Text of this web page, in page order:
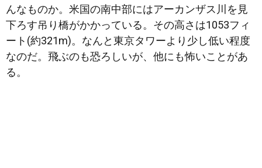
んなものか。米国の南中部にはアーカンザス川を見
下ろす吊り橋がかかっている。その高さは1053フィ
ート(約321m)。なんと東京タワーより少し低い程度
なのだ。飛ぶのも恐ろしいが、他にも怖いことがあ
る。